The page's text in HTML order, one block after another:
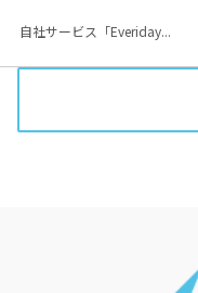
自社サービス「Everiday...